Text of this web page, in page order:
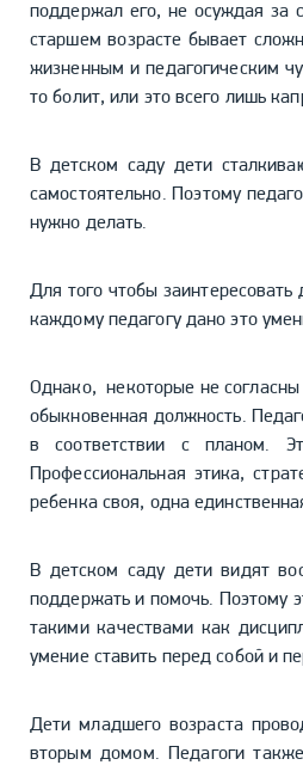
поддержал его, не осуждая за
старшем возрасте бывает
жизненным и педагогическим
то болит, или это всего лишь
В детском саду дети
самостоятельно. Поэтому
нужно делать.
Для того чтобы
каждому педагогу дано это
Однако, некоторые не
обыкновенная должность.
в соответствии с планом.
Профессиональная этика,
ребенка своя, одна
В детском саду дети видят
поддержать и помочь. Поэтому
такими качествами как
умение ставить перед собой и
Дети младшего возраста
вторым домом. Педагоги